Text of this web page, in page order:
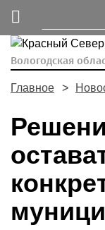
Вологодская
Главное